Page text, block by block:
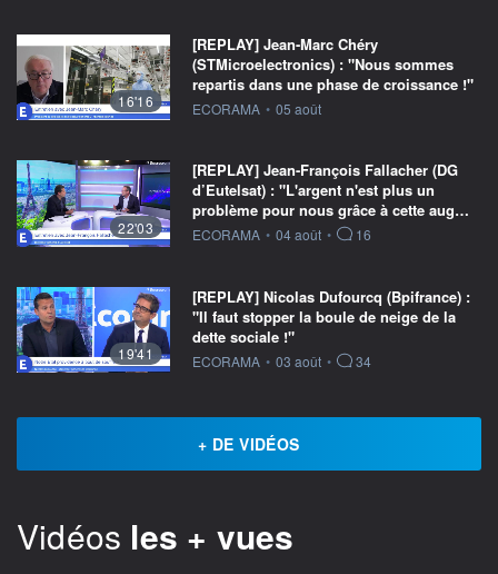
16'16
[REPLAY] Jean-Marc Chéry
(STMicroelectronics) : "Nous sommes
repartis dans une phase de croissance !"
information fournie par
ECORAMA • 05 août
22'03
[REPLAY] Jean-François Fallacher (DG
d’Eutelsat) : "L'argent n'est plus un
problème pour nous grâce à cette aug…
information fournie par
ECORAMA • 04 août • 16
19'41
[REPLAY] Nicolas Dufourcq (Bpifrance) :
"Il faut stopper la boule de neige de la
dette sociale !"
information fournie par
ECORAMA • 03 août • 34
+ DE VIDÉOS
Vidéos les + vues